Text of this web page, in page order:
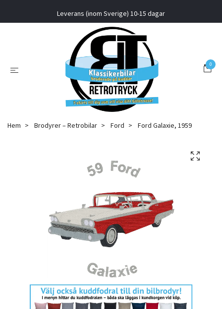
Leverans (inom Sverige) 10-15 dagar
0
Hem Brodyrer – Retrobilar Ford Ford Galaxie, 1959